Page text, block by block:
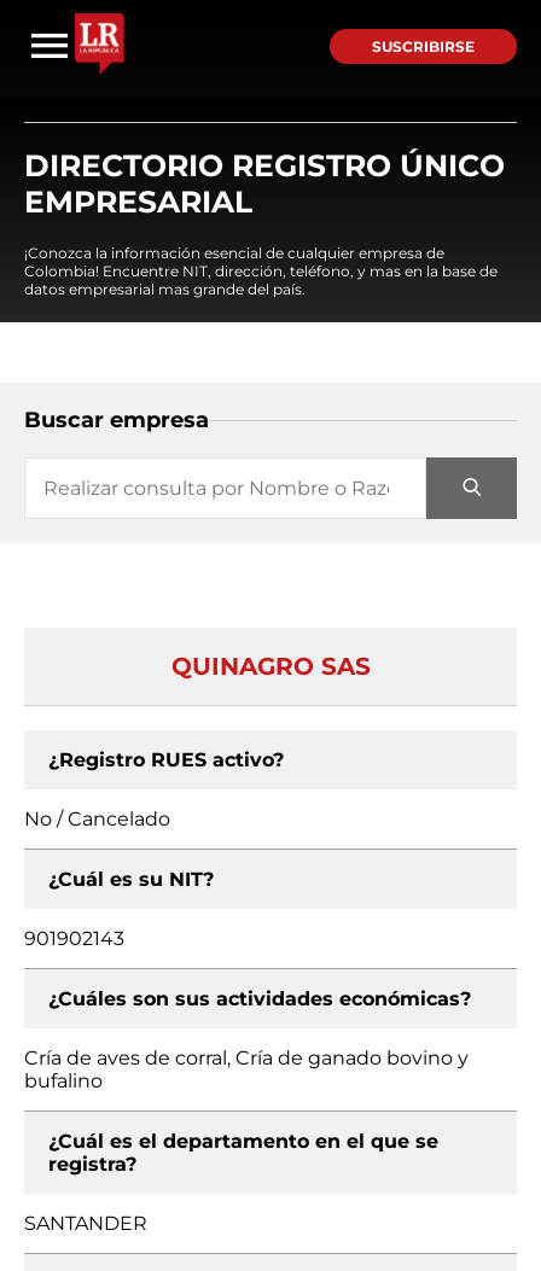
SUSCRIBIRSE
DIRECTORIO REGISTRO ÚNICO
EMPRESARIAL
¡Conozca la información esencial de cualquier empresa de
Colombia! Encuentre NIT, dirección, teléfono, y mas en la base de
datos empresarial mas grande del país.
Buscar empresa
QUINAGRO SAS
¿Registro RUES activo?
No / Cancelado
¿Cuál es su NIT?
901902143
¿Cuáles son sus actividades económicas?
Cría de aves de corral, Cría de ganado bovino y
bufalino
¿Cuál es el departamento en el que se
registra?
SANTANDER